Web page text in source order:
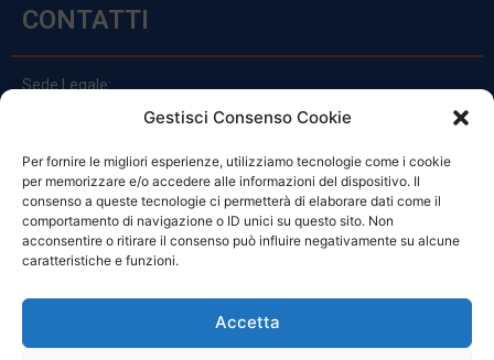
Gestisci Consenso Cookie
Per fornire le migliori esperienze, utilizziamo tecnologie come i cookie
per memorizzare e/o accedere alle informazioni del dispositivo. Il
consenso a queste tecnologie ci permetterà di elaborare dati come il
comportamento di navigazione o ID unici su questo sito. Non
acconsentire o ritirare il consenso può influire negativamente su alcune
caratteristiche e funzioni.
Accetta
CONTATTI
Sede Legale:
Via Principe Di Udine 144
clienti@officinefvg.it
info@officinefvg.it
posta@officinefvgpec.It
ORARI